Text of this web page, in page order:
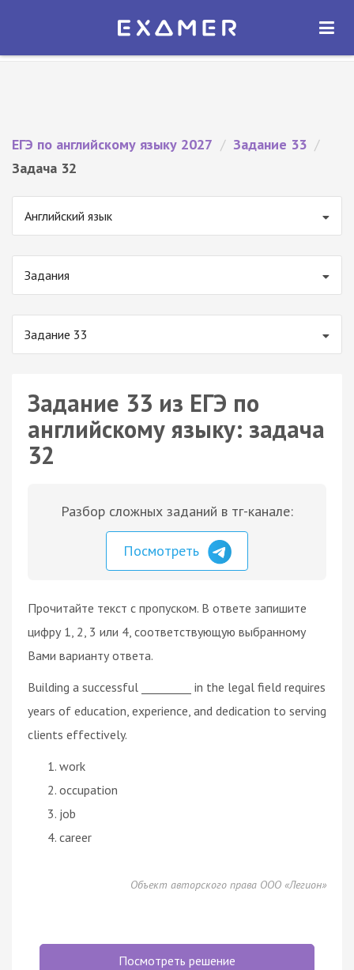
Экзамер — ЕГЭ 2027
ОТКРЫТЬ
ЕГЭ по английскому языку 2027 / Задание 33 /
Задача 32
Английский язык
Задания
Задание 33
Задание 33 из ЕГЭ по
английскому языку: задача
32
Разбор сложных заданий в тг-канале:
Посмотреть
Прочитайте текст с пропуском. В ответе запишите
цифру 1, 2, 3 или 4, соответствующую выбранному
Вами варианту ответа.
Building a successful _________ in the legal field requires
years of education, experience, and dedication to serving
clients effectively.
work
occupation
job
career
Объект авторского права ООО «Легион»
Посмотреть решение